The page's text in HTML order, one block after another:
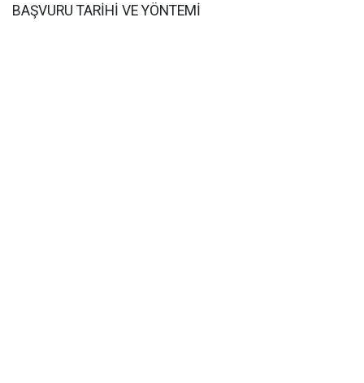
BAŞVURU TARİHİ VE YÖNTEMİ